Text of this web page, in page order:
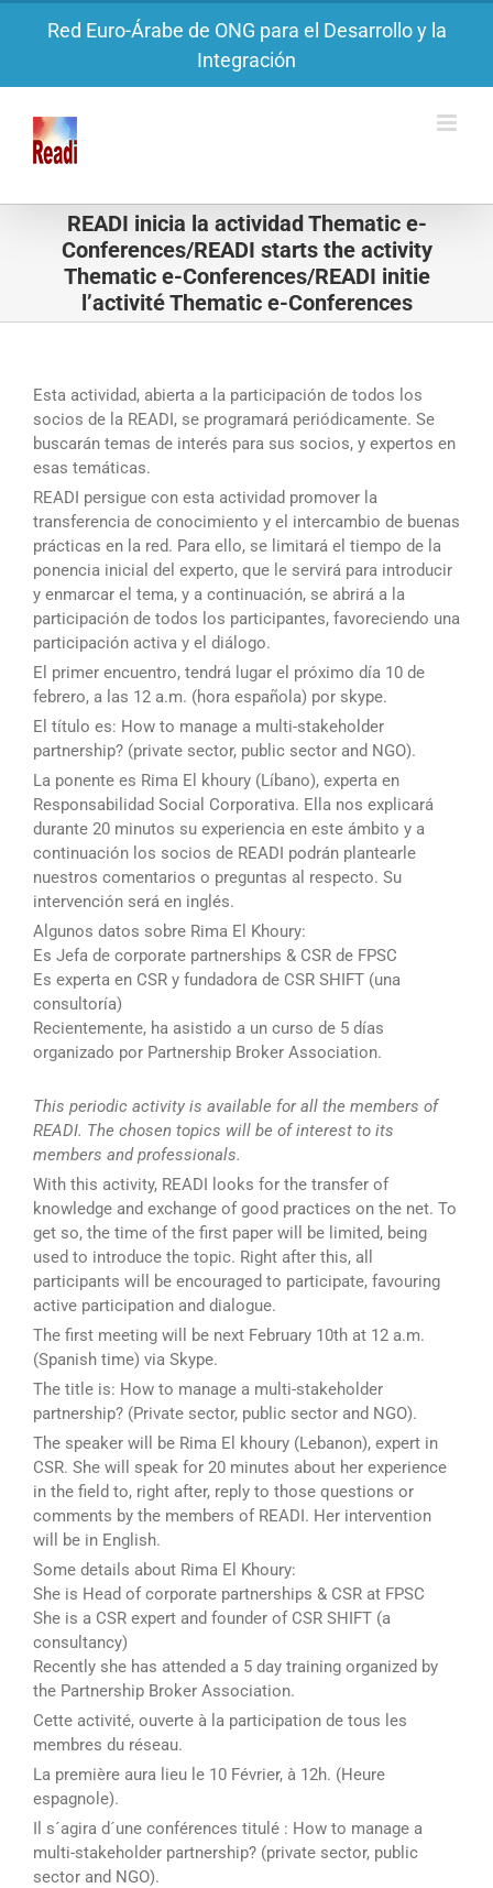
Red Euro-Árabe de ONG para el Desarrollo y la
Integración
READI inicia la actividad Thematic e-
Conferences/READI starts the activity
Thematic e-Conferences/READI initie
l’activité Thematic e-Conferences
Esta actividad, abierta a la participación de todos los
socios de la READI, se programará periódicamente. Se
buscarán temas de interés para sus socios, y expertos en
esas temáticas.
READI persigue con esta actividad promover la
transferencia de conocimiento y el intercambio de buenas
prácticas en la red. Para ello, se limitará el tiempo de la
ponencia inicial del experto, que le servirá para introducir
y enmarcar el tema, y a continuación, se abrirá a la
participación de todos los participantes, favoreciendo una
participación activa y el diálogo.
El primer encuentro, tendrá lugar el próximo día 10 de
febrero, a las 12 a.m. (hora española) por skype.
El título es: How to manage a multi-stakeholder
partnership? (private sector, public sector and NGO).
La ponente es Rima El khoury (Líbano), experta en
Responsabilidad Social Corporativa. Ella nos explicará
durante 20 minutos su experiencia en este ámbito y a
continuación los socios de READI podrán plantearle
nuestros comentarios o preguntas al respecto. Su
intervención será en inglés.
Algunos datos sobre Rima El Khoury:
Es Jefa de corporate partnerships & CSR de FPSC
Es experta en CSR y fundadora de CSR SHIFT (una
consultoría)
Recientemente, ha asistido a un curso de 5 días
organizado por Partnership Broker Association.
This periodic activity is available for all the members of
READI. The chosen topics will be of interest to its
members and professionals.
With this activity, READI looks for the transfer of
knowledge and exchange of good practices on the net. To
get so, the time of the first paper will be limited, being
used to introduce the topic. Right after this, all
participants will be encouraged to participate, favouring
active participation and dialogue.
The first meeting will be next February 10th at 12 a.m.
(Spanish time) via Skype.
The title is: How to manage a multi-stakeholder
partnership? (Private sector, public sector and NGO).
The speaker will be Rima El khoury (Lebanon), expert in
CSR. She will speak for 20 minutes about her experience
in the field to, right after, reply to those questions or
comments by the members of READI. Her intervention
will be in English.
Some details about Rima El Khoury:
She is Head of corporate partnerships & CSR at FPSC
She is a CSR expert and founder of CSR SHIFT (a
consultancy)
Recently she has attended a 5 day training organized by
the Partnership Broker Association.
Cette activité, ouverte à la participation de tous les
membres du réseau.
La première aura lieu le 10 Février, à 12h. (Heure
espagnole).
Il s´agira d´une conférences titulé : How to manage a
multi-stakeholder partnership? (private sector, public
sector and NGO).